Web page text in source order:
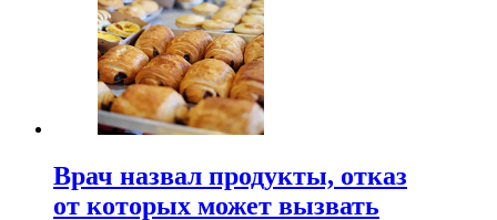
Врач назвал продукты, отказ
от которых может вызвать